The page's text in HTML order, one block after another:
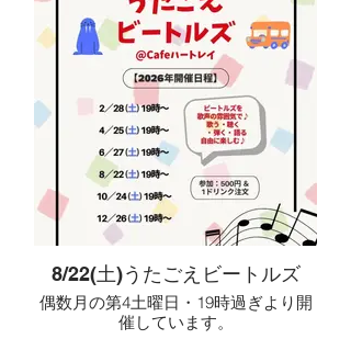
私たちが普段何気なく利用している道
路や建物、お店、公共施設、情報、地
域とのつながり。その中には、障害の
ある人にとって「行きたいけれど行け
ない」「利用したいけれど難しい」
「理解されず困った」と感じる場面が
数多くあります。しかし、その壁は障
害のない人には気づきにくく、「見え
ない壁」となっていることも少なくあ
りません。
今回のまちづくりナイトCAFEでは、
「障害者にとって、まちの何が壁にな
っているのだろう？」をテーマに、当
事者や家族、支援者、地域に暮らす皆
さんと一緒に話し合います。移動、買
地元岩倉市産、小牧市産の野菜やお米
など安全安心な無農薬を中心に品揃え
しております。
新たに岩倉市で有機栽培されているチ
ルモリ農園さんも出店しています。
「まったりする」「くつろぐ」という
意味で使われる「チル」。
人々や動物植物そして地球にとっての
癒しが森のように広がる場所にしたい
という思いから「チルモリ農園」にし
たそうです。
無農薬無化学肥料の美味しい元気な野
菜をお届けいたします！
笑服SALEに変り
8/22(土)うたごえビートルズ
偶数月の第4土曜日・19時過ぎより開
催しています。